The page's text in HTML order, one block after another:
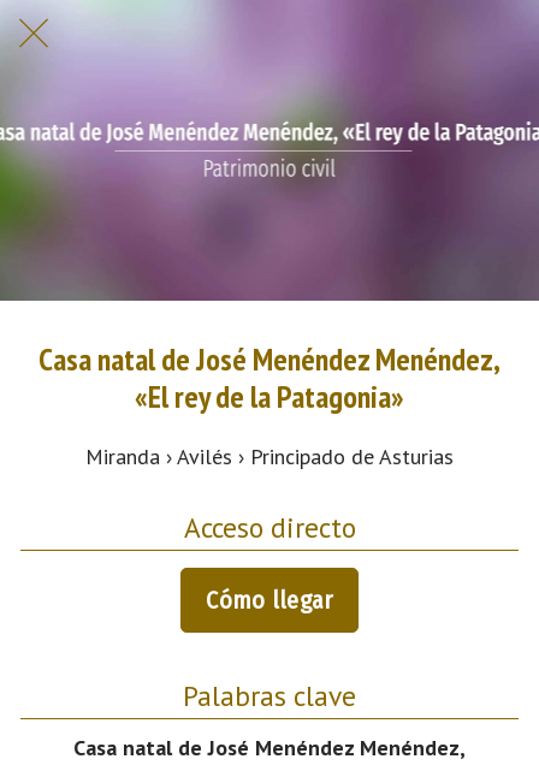
Casa natal de José Menéndez Menéndez,
«El rey de la Patagonia»
Miranda › Avilés › Principado de Asturias
Acceso directo
Cómo llegar
Palabras clave
Casa natal de José Menéndez Menéndez,